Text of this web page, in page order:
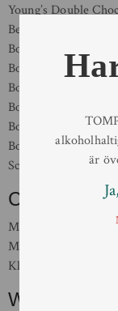
Young’s Double
Belhaven Scottish
Boon Kriek
Boon Oude Kriek
Boon Kriek Mariage
Boon Oude Geuze
Boon Oude Geuze
Boon Framboise
Schöfferhofer
Cider
Magners Original
Magners Pear
Klassiker Cider Peach
Whisky /
är